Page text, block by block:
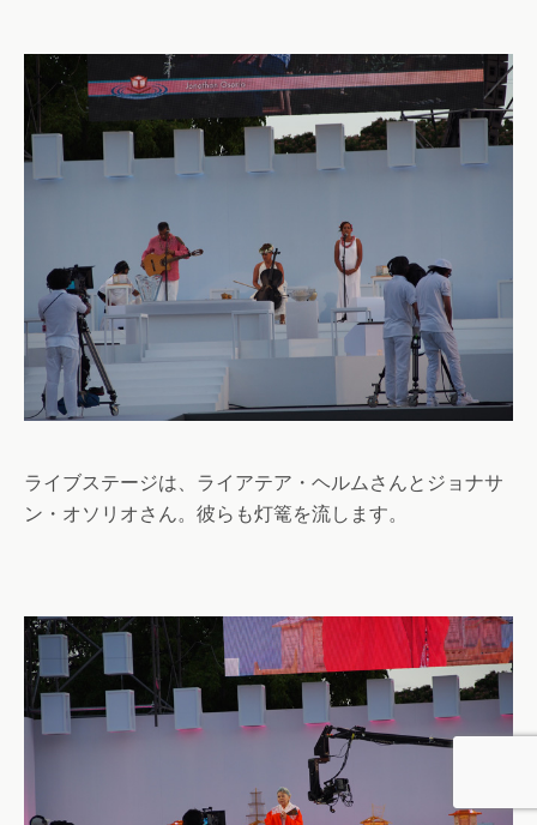
ライブステージは、ライアテア・ヘルムさんとジョナサ
ン・オソリオさん。彼らも灯篭を流します。